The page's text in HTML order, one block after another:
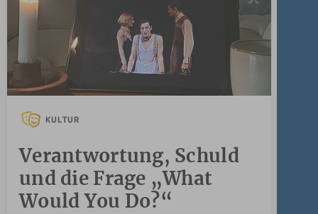
KULTUR
Verantwortung, Schuld
und die Frage „What
Would You Do?“